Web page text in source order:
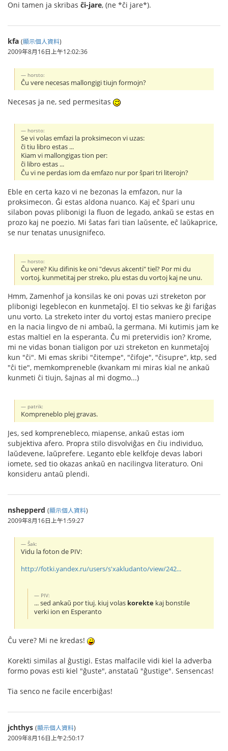
Oni tamen ja skribas ĉi-jare, (ne *ĉi jare*).
kfa (顯示個人資料)
2009年8月16日上午12:02:36
horsto:
Ĉu vere necesas mallongigi tiujn formojn?
Necesas ja ne, sed permesitas
horsto:
Se vi volas emfazi la proksimecon vi uzas:
ĉi tiu libro estas ...
Kiam vi mallongigas tion per:
ĉi libro estas ...
Ĉu vi ne perdas iom da emfazo nur por ŝpari tri literojn?
Eble en certa kazo vi ne bezonas la emfazon, nur la
proksimecon. Ĝi estas aldona nuanco. Kaj eĉ ŝpari unu
silabon povas plibonigi la fluon de legado, ankaŭ se estas en
prozo kaj ne poezio. Mi ŝatas fari tian laŭsente, eĉ laŭkaprice,
se nur tenatas unusignifeco.
horsto:
Ĉu vere? Kiu difinis ke oni "devus akcenti" tiel? Por mi du
vortoj, kunmetitaj per streko, plu estas du vortoj kaj ne unu.
Hmm, Zamenhof ja konsilas ke oni povas uzi streketon por
plibonigi legeblecon en kunmetaĵoj. El tio sekvas ke ĝi fariĝas
unu vorto. La streketo inter du vortoj estas maniero precipe
en la nacia lingvo de ni ambaŭ, la germana. Mi kutimis jam ke
estas maltiel en la esperanta. Ĉu mi pretervidis ion? Krome,
mi ne vidas bonan tialigon por uzi streketon en kunmetaĵoj
kun "ĉi". Mi emas skribi "ĉitempe", "ĉifoje", "ĉisupre", ktp, sed
"ĉi tie", memkompreneble (kvankam mi miras kial ne ankaŭ
kunmeti ĉi tiujn, ŝajnas al mi dogmo...)
patrik:
Kompreneblo plej gravas.
Jes, sed komprenebleco, miapense, ankaŭ estas iom
subjektiva afero. Propra stilo disvolviĝas en ĉiu individuo,
laŭdevene, laŭprefere. Leganto eble kelkfoje devas labori
iomete, sed tio okazas ankaŭ en nacilingva literaturo. Oni
konsideru antaŭ plendi.
nshepperd (顯示個人資料)
2009年8月16日上午1:59:27
Ŝak:
Vidu la foton de PIV:
http://fotki.yandex.ru/users/s'xakludanto/view/242...
PIV:
... sed ankaŭ por tiuj. kiuj volas korekte kaj bonstile
verki ion en Esperanto
Ĉu vere? Mi ne kredas!
Korekti similas al ĝustigi. Estas malfacile vidi kiel la adverba
formo povas esti kiel "ĝuste", anstataŭ "ĝustige". Sensencas!
Tia senco ne facile encerbiĝas!
jchthys (顯示個人資料)
2009年8月16日上午2:50:17